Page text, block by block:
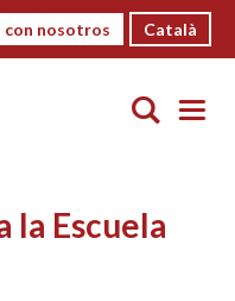
con nosotros Català
la Escuela